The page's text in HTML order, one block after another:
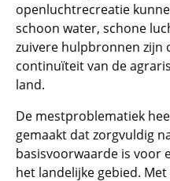
openluchtrecreatie
schoon water, schone
zuivere hulpbronnen zijn
continuïteit van de
land.
De mestproblematiek
gemaakt dat zorgvuldig
basisvoorwaarde is voor
het landelijke gebied.